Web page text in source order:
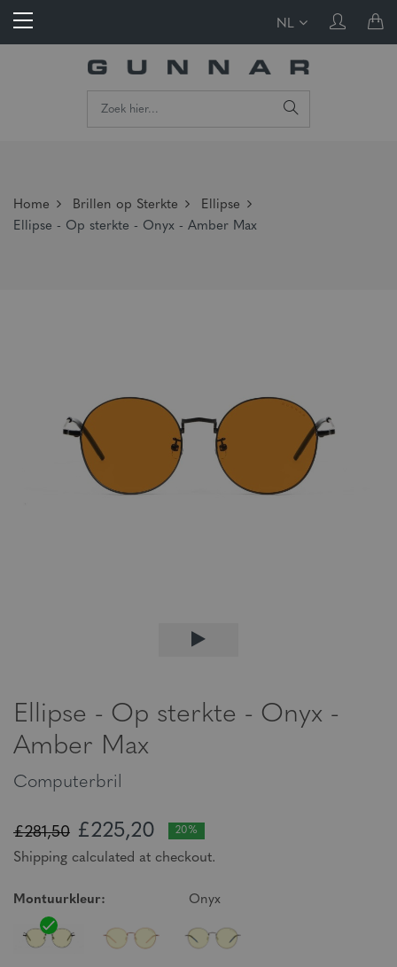
NL
Home Brillen op Sterkte
Ellipse
Ellipse - Op sterkte - Onyx - Amber Max
Ellipse - Op sterkte - Onyx -
Amber Max
Computerbril
£281,50 £225,20 20%
Shipping calculated at checkout.
Montuurkleur: Onyx